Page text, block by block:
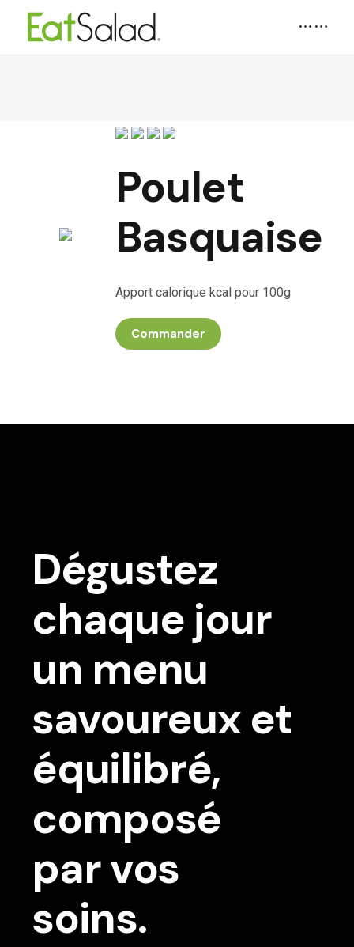
Poulet
Basquaise
Apport calorique kcal pour 100g
Commander
Dégustez
chaque jour
un menu
savoureux et
équilibré,
composé
par vos
soins.